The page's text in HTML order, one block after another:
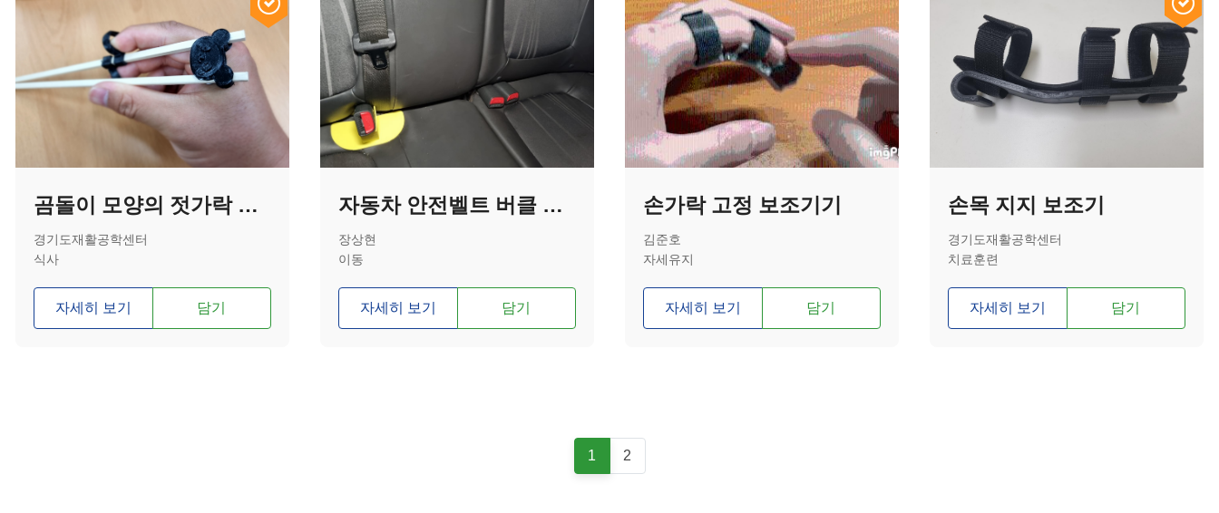
곰돌이 모양의 젓가락 보조기기
경기도재활공학센터
식사
자세히 보기 담기
자동차 안전벨트 버클 고정장치
장상현
이동
자세히 보기 담기
손가락 고정 보조기기
김준호
자세유지
자세히 보기 담기
손목 지지 보조기
경기도재활공학센터
치료훈련
자세히 보기 담기
1 2